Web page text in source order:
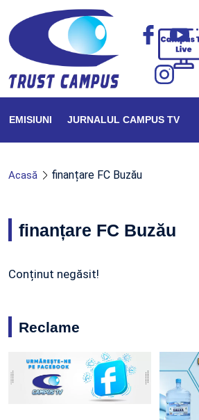
EMISIUNI JURNALUL CAMPUS TV
Acasă finanțare FC Buzău
finanțare FC Buzău
Conținut negăsit!
Reclame